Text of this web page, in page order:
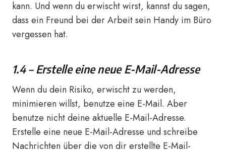
kann. Und wenn du erwischt wirst, kannst du sagen,
dass ein Freund bei der Arbeit sein Handy im Büro
vergessen hat.
1.4 – Erstelle eine neue E-Mail-Adresse
Wenn du dein Risiko, erwischt zu werden,
minimieren willst, benutze eine E-Mail. Aber
benutze nicht deine aktuelle E-Mail-Adresse.
Erstelle eine neue E-Mail-Adresse und schreibe
Nachrichten über die von dir erstellte E-Mail-